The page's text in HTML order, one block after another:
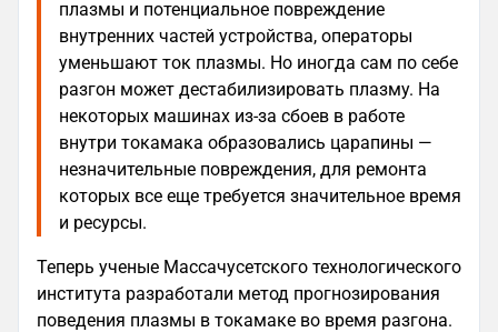
плазмы и потенциальное повреждение
внутренних частей устройства, операторы
уменьшают ток плазмы. Но иногда сам по себе
разгон может дестабилизировать плазму. На
некоторых машинах из-за сбоев в работе
внутри токамака образовались царапины —
незначительные повреждения, для ремонта
которых все еще требуется значительное время
и ресурсы.
Теперь ученые Массачусетского технологического
института разработали метод прогнозирования
поведения плазмы в токамаке во время разгона.